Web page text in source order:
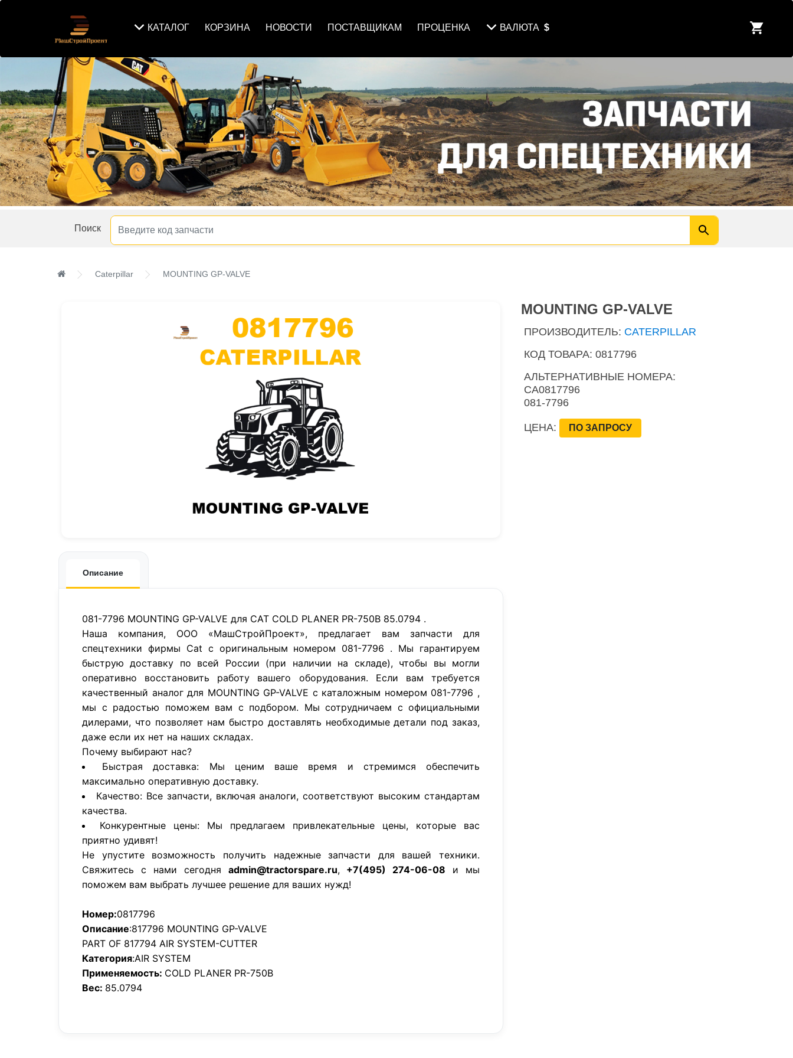
КАТАЛОГ КОРЗИНА НОВОСТИ ПОСТАВЩИКАМ ПРОЦЕНКА ВАЛЮТА $
Поиск
Caterpillar MOUNTING GP-VALVE
Описание
081-7796 MOUNTING GP-VALVE для CAT COLD PLANER PR-750B 85.0794 .
Наша компания, ООО «МашСтройПроект», предлагает вам запчасти для
спецтехники фирмы Cat с оригинальным номером 081-7796 . Мы гарантируем
быструю доставку по всей России (при наличии на складе), чтобы вы могли
оперативно восстановить работу вашего оборудования. Если вам требуется
качественный аналог для MOUNTING GP-VALVE с каталожным номером 081-7796 ,
мы с радостью поможем вам с подбором. Мы сотрудничаем с официальными
дилерами, что позволяет нам быстро доставлять необходимые детали под заказ,
даже если их нет на наших складах.
Почему выбирают нас?
Быстрая доставка: Мы ценим ваше время и стремимся обеспечить
максимально оперативную доставку.
Качество: Все запчасти, включая аналоги, соответствуют высоким стандартам
качества.
Конкурентные цены: Мы предлагаем привлекательные цены, которые вас
приятно удивят!
Не упустите возможность получить надежные запчасти для вашей техники.
Свяжитесь с нами сегодня admin@tractorspare.ru, +7(495) 274-06-08 и мы
поможем вам выбрать лучшее решение для ваших нужд!
Номер:0817796
Описание:817796 MOUNTING GP-VALVE
PART OF 817794 AIR SYSTEM-CUTTER
Категория:AIR SYSTEM
Применяемость: COLD PLANER PR-750B
Вес: 85.0794
MOUNTING GP-VALVE
ПРОИЗВОДИТЕЛЬ: CATERPILLAR
КОД ТОВАРА: 0817796
АЛЬТЕРНАТИВНЫЕ НОМЕРА:
CA0817796
081-7796
ЦЕНА: ПО ЗАПРОСУ